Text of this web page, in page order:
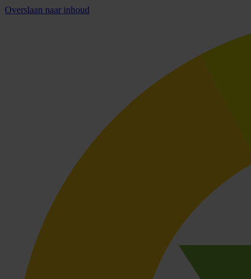
Overslaan naar inhoud